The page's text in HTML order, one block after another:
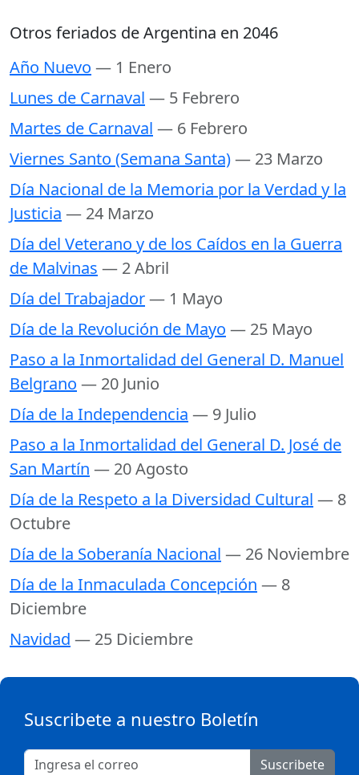
Otros feriados de Argentina en 2046
Año Nuevo — 1 Enero
Lunes de Carnaval — 5 Febrero
Martes de Carnaval — 6 Febrero
Viernes Santo (Semana Santa)— 23 Marzo
Día Nacional de la Memoria por la Verdad y la
Justicia — 24 Marzo
Día del Veterano y de los Caídos en la Guerra
de Malvinas — 2 Abril
Día del Trabajador— 1 Mayo
Día de la Revolución de Mayo — 25 Mayo
Paso a la Inmortalidad del General D. Manuel
Belgrano — 20 Junio
Día de la Independencia — 9 Julio
Paso a la Inmortalidad del General D. José de
San Martín — 20 Agosto
Día de la Respeto a la Diversidad Cultural — 8
Octubre
Día de la Soberanía Nacional — 26 Noviembre
Día de la Inmaculada Concepción — 8
Diciembre
Navidad — 25 Diciembre
Suscribete a nuestro Boletín
Suscribete